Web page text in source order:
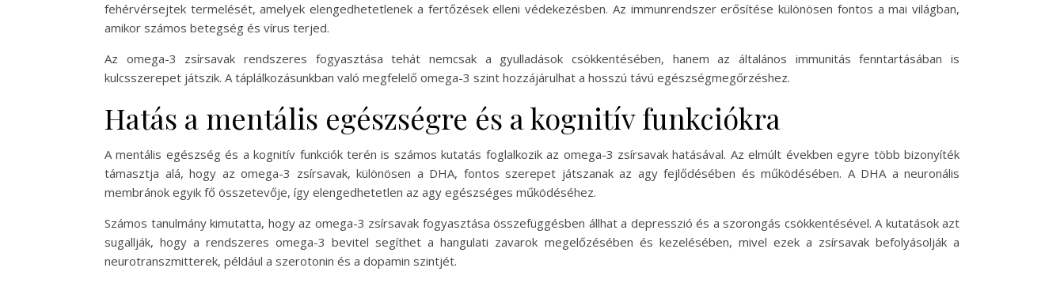
fehérvérsejtek termelését, amelyek elengedhetetlenek a fertőzések elleni védekezésben. Az immunrendszer erősítése különösen fontos a mai világban,
amikor számos betegség és vírus terjed.
Az omega-3 zsírsavak rendszeres fogyasztása tehát nemcsak a gyulladások csökkentésében, hanem az általános immunitás fenntartásában is
kulcsszerepet játszik. A táplálkozásunkban való megfelelő omega-3 szint hozzájárulhat a hosszú távú egészségmegőrzéshez.
Hatás a mentális egészségre és a kognitív funkciókra
A mentális egészség és a kognitív funkciók terén is számos kutatás foglalkozik az omega-3 zsírsavak hatásával. Az elmúlt években egyre több bizonyíték
támasztja alá, hogy az omega-3 zsírsavak, különösen a DHA, fontos szerepet játszanak az agy fejlődésében és működésében. A DHA a neuronális
membránok egyik fő összetevője, így elengedhetetlen az agy egészséges működéséhez.
Számos tanulmány kimutatta, hogy az omega-3 zsírsavak fogyasztása összefüggésben állhat a depresszió és a szorongás csökkentésével. A kutatások azt
sugallják, hogy a rendszeres omega-3 bevitel segíthet a hangulati zavarok megelőzésében és kezelésében, mivel ezek a zsírsavak befolyásolják a
neurotranszmitterek, például a szerotonin és a dopamin szintjét.